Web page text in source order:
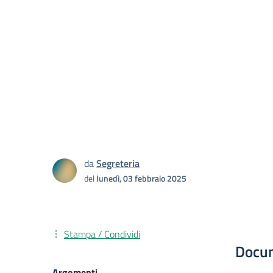
daSegreteria
dellunedì, 03 febbraio 2025
Stampa / Condividi